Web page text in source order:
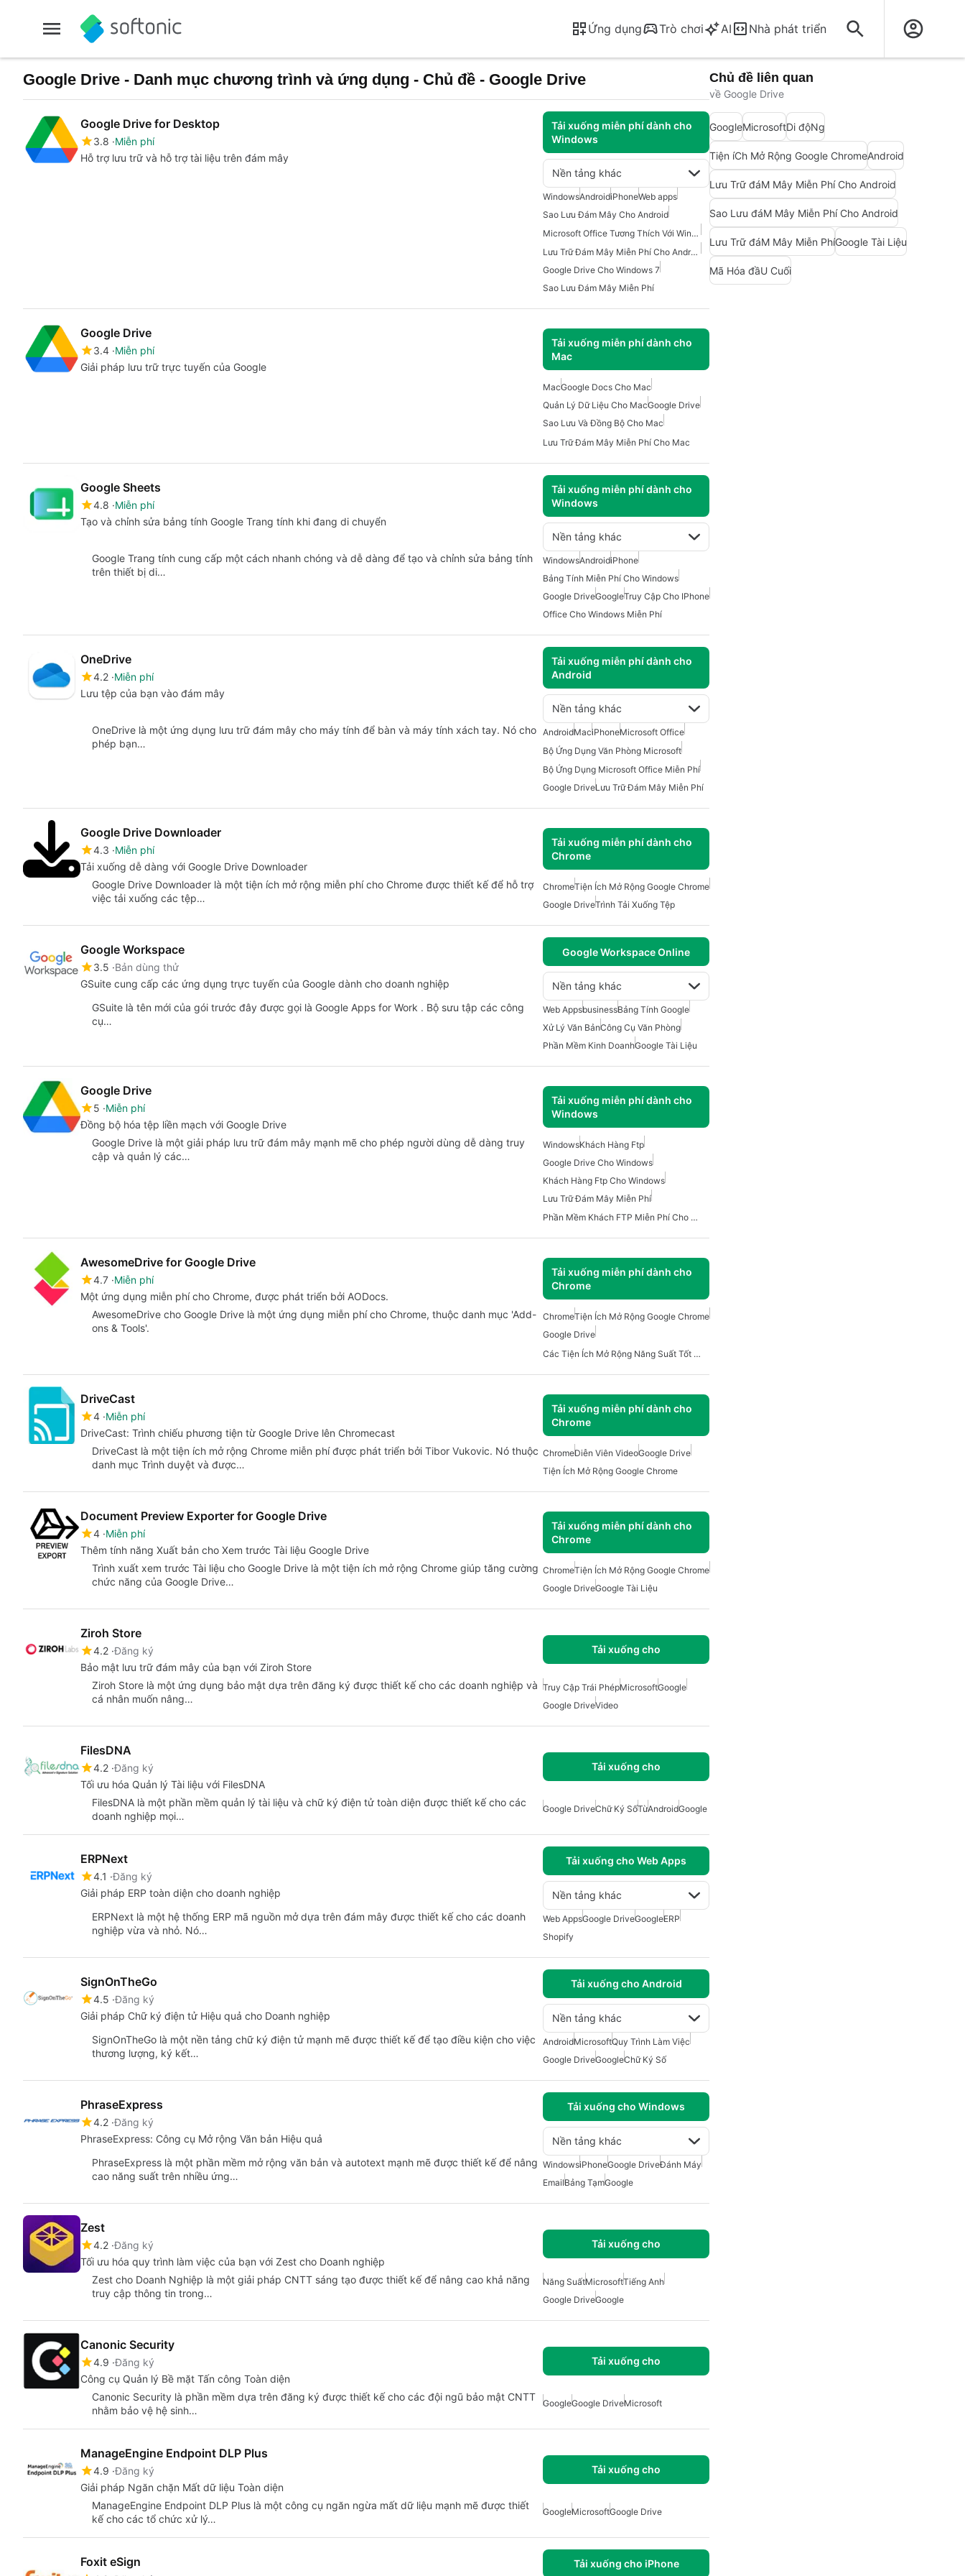
Ứng dụng Trò chơi AI Nhà phát triển
Google Drive - Danh mục chương trình và ứng dụng - Chủ đề - Google Drive
Google Drive for Desktop
3.8 Miễn phí
Hỗ trợ lưu trữ và hỗ trợ tài liệu trên đám mây
Tải xuống miễn phí dành cho
Windows
Nền tảng khác
WindowsAndroidiPhoneWeb apps
Sao Lưu Đám Mây Cho Android
Microsoft Office Tương Thích Với Windows 7
Lưu Trữ Đám Mây Miễn Phí Cho Android
Google Drive Cho Windows 7
Sao Lưu Đám Mây Miễn Phí
Google Drive
3.4 Miễn phí
Giải pháp lưu trữ trực tuyến của Google
Tải xuống miễn phí dành cho
Mac
MacGoogle Docs Cho Mac
Quản Lý Dữ Liệu Cho MacGoogle Drive
Sao Lưu Và Đồng Bộ Cho Mac
Lưu Trữ Đám Mây Miễn Phí Cho Mac
Google Sheets
4.8 Miễn phí
Tạo và chỉnh sửa bảng tính Google Trang tính khi đang di chuyển
Tải xuống miễn phí dành cho
Windows
Nền tảng khác
Google Trang tính cung cấp một cách nhanh chóng và dễ dàng để tạo và chỉnh sửa bảng tính
trên thiết bị di…
WindowsAndroidiPhone
Bảng Tính Miễn Phí Cho Windows
Google DriveGoogleTruy Cập Cho IPhone
Office Cho Windows Miễn Phí
OneDrive
4.2 Miễn phí
Lưu tệp của bạn vào đám mây
Tải xuống miễn phí dành cho
Android
Nền tảng khác
OneDrive là một ứng dụng lưu trữ đám mây cho máy tính để bàn và máy tính xách tay. Nó cho
phép bạn…
AndroidMaciPhoneMicrosoft Office
Bộ Ứng Dụng Văn Phòng Microsoft
Bộ Ứng Dụng Microsoft Office Miễn Phí
Google DriveLưu Trữ Đám Mây Miễn Phí
Google Drive Downloader
4.3 Miễn phí
Tải xuống dễ dàng với Google Drive Downloader
Tải xuống miễn phí dành cho
Chrome
Google Drive Downloader là một tiện ích mở rộng miễn phí cho Chrome được thiết kế để hỗ trợ
việc tải xuống các tệp…
ChromeTiện Ích Mở Rộng Google Chrome
Google DriveTrình Tải Xuống Tệp
Google Workspace
3.5 Bản dùng thử
GSuite cung cấp các ứng dụng trực tuyến của Google dành cho doanh nghiệp
Google Workspace Online
Nền tảng khác
GSuite là tên mới của gói trước đây được gọi là Google Apps for Work . Bộ sưu tập các công
cụ…
Web AppsbusinessBảng Tính Google
Xử Lý Văn BảnCông Cụ Văn Phòng
Phần Mềm Kinh DoanhGoogle Tài Liệu
Google Drive
5 Miễn phí
Đồng bộ hóa tệp liền mạch với Google Drive
Tải xuống miễn phí dành cho
Windows
Google Drive là một giải pháp lưu trữ đám mây mạnh mẽ cho phép người dùng dễ dàng truy
cập và quản lý các…
WindowsKhách Hàng Ftp
Google Drive Cho Windows
Khách Hàng Ftp Cho Windows
Lưu Trữ Đám Mây Miễn Phí
Phần Mềm Khách FTP Miễn Phí Cho Windows
AwesomeDrive for Google Drive
4.7 Miễn phí
Một ứng dụng miễn phí cho Chrome, được phát triển bởi AODocs.
Tải xuống miễn phí dành cho
Chrome
AwesomeDrive cho Google Drive là một ứng dụng miễn phí cho Chrome, thuộc danh mục 'Add-
ons & Tools'.
ChromeTiện Ích Mở Rộng Google Chrome
Google Drive
Các Tiện Ích Mở Rộng Năng Suất Tốt Nhất Cho Chrome
DriveCast
4 Miễn phí
DriveCast: Trình chiếu phương tiện từ Google Drive lên Chromecast
Tải xuống miễn phí dành cho
Chrome
DriveCast là một tiện ích mở rộng Chrome miễn phí được phát triển bởi Tibor Vukovic. Nó thuộc
danh mục Trình duyệt và được…
ChromeDiễn Viên VideoGoogle Drive
Tiện Ích Mở Rộng Google Chrome
Document Preview Exporter for Google Drive
4 Miễn phí
Thêm tính năng Xuất bản cho Xem trước Tài liệu Google Drive
Tải xuống miễn phí dành cho
Chrome
Trình xuất xem trước Tài liệu cho Google Drive là một tiện ích mở rộng Chrome giúp tăng cường
chức năng của Google Drive…
ChromeTiện Ích Mở Rộng Google Chrome
Google DriveGoogle Tài Liệu
Ziroh Store
4.2 Đăng ký
Bảo mật lưu trữ đám mây của bạn với Ziroh Store
Tải xuống cho
Ziroh Store là một ứng dụng bảo mật dựa trên đăng ký được thiết kế cho các doanh nghiệp và
cá nhân muốn nâng…
Truy Cập Trái PhépMicrosoftGoogle
Google DriveVideo
FilesDNA
4.2 Đăng ký
Tối ưu hóa Quản lý Tài liệu với FilesDNA
Tải xuống cho
FilesDNA là một phần mềm quản lý tài liệu và chữ ký điện tử toàn diện được thiết kế cho các
doanh nghiệp mọi…
Google DriveChữ Ký SốTừAndroidGoogle
ERPNext
4.1 Đăng ký
Giải pháp ERP toàn diện cho doanh nghiệp
Tải xuống cho Web Apps
Nền tảng khác
ERPNext là một hệ thống ERP mã nguồn mở dựa trên đám mây được thiết kế cho các doanh
nghiệp vừa và nhỏ. Nó…
Web AppsGoogle DriveGoogleERP
Shopify
SignOnTheGo
4.5 Đăng ký
Giải pháp Chữ ký điện tử Hiệu quả cho Doanh nghiệp
Tải xuống cho Android
Nền tảng khác
SignOnTheGo là một nền tảng chữ ký điện tử mạnh mẽ được thiết kế để tạo điều kiện cho việc
thương lượng, ký kết…
AndroidMicrosoftQuy Trình Làm Việc
Google DriveGoogleChữ Ký Số
PhraseExpress
4.2 Đăng ký
PhraseExpress: Công cụ Mở rộng Văn bản Hiệu quả
Tải xuống cho Windows
Nền tảng khác
PhraseExpress là một phần mềm mở rộng văn bản và autotext mạnh mẽ được thiết kế để nâng
cao năng suất trên nhiều ứng…
WindowsiPhoneGoogle DriveĐánh Máy
EmailBảng TạmGoogle
Zest
4.2 Đăng ký
Tối ưu hóa quy trình làm việc của bạn với Zest cho Doanh nghiệp
Tải xuống cho
Zest cho Doanh Nghiệp là một giải pháp CNTT sáng tạo được thiết kế để nâng cao khả năng
truy cập thông tin trong…
Năng SuấtMicrosoftTiếng Anh
Google DriveGoogle
Canonic Security
4.9 Đăng ký
Công cụ Quản lý Bề mặt Tấn công Toàn diện
Tải xuống cho
Canonic Security là phần mềm dựa trên đăng ký được thiết kế cho các đội ngũ bảo mật CNTT
nhằm bảo vệ hệ sinh…
GoogleGoogle DriveMicrosoft
ManageEngine Endpoint DLP Plus
4.9 Đăng ký
Giải pháp Ngăn chặn Mất dữ liệu Toàn diện
Tải xuống cho
ManageEngine Endpoint DLP Plus là một công cụ ngăn ngừa mất dữ liệu mạnh mẽ được thiết
kế cho các tổ chức xử lý…
GoogleMicrosoftGoogle Drive
Foxit eSign Tải xuống cho iPhone
Chủ đề liên quan
về Google Drive
GoogleMicrosoftDi độNg
Tiện íCh Mở Rộng Google ChromeAndroid
Lưu Trữ đáM Mây Miễn Phí Cho Android
Sao Lưu đáM Mây Miễn Phí Cho Android
Lưu Trữ đáM Mây Miễn PhíGoogle Tài Liệu
Mã Hóa đầU Cuối